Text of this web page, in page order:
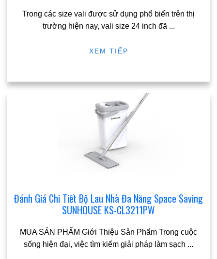
Trong các size vali được sử dụng phổ biến trên thị
trường hiện nay, vali size 24 inch đã ...
XEM TIẾP
Đánh Giá Chi Tiết Bộ Lau Nhà Đa Năng Space Saving
SUNHOUSE KS-CL3211PW
MUA SẢN PHẨM Giới Thiệu Sản Phẩm Trong cuộc
sống hiện đại, việc tìm kiếm giải pháp làm sạch ...